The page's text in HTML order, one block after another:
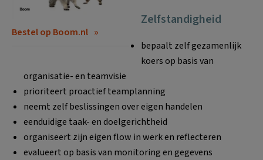
Bestel op Boom.nl
Zelfstandigheid
bepaalt zelf gezamenlijk
koers op basis van
organisatie- en teamvisie
prioriteert proactief teamplanning
neemt zelf beslissingen over eigen handelen
eenduidige taak- en doelgerichtheid
organiseert zijn eigen flow in werk en reflecteren
evalueert op basis van monitoring en gegevens